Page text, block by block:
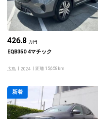
426.8 万円
EQB350 4マチック
広島 2024 距離 15,658km
新着